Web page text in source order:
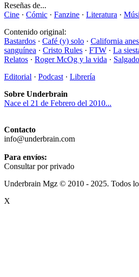
Reseñas de...
Cine · Cómic · Fanzine · Literatura ·
Contenido original:
Bastardos · Café (y) solo · California
sanguínea · Cristo Rules · FTW · La
Relatos · Roger McOg y la vida ·
Editorial · Podcast · Librería
Sobre Underbrain
Nace el 21 de Febrero del 2010...
Contacto
info@underbrain.com
Para envíos:
Consultar por privado
Underbrain Mgz © 2010 - 2025. Todos
X